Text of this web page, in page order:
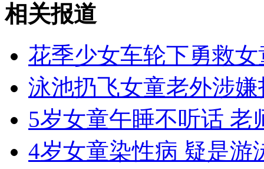
女孩北京地铁殴打老人 痛下狠手拳打脚踢
无痛分娩是否安全 医生回应
相关报道
花季少女车轮下勇救
泳池扔飞女童老外涉
5岁女童午睡不听话 老
4岁女童染性病 疑是游